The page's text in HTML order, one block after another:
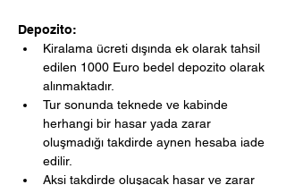
Depozito:
Kiralama ücreti dışında ek olarak tahsil
edilen 1000 Euro bedel depozito olarak
alınmaktadır.
Tur sonunda teknede ve kabinde
herhangi bir hasar yada zarar
oluşmadığı takdirde aynen hesaba iade
edilir.
Aksi takdirde oluşacak hasar ve zarar